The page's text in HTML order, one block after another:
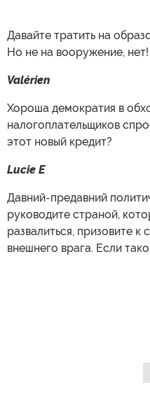
Давайте тратить на
Но не на вооружение, нет!
Valérien
Хороша демократия в
налогоплательщиков
этот новый кредит?
Lucie E
Давний-предавний
руководите страной,
развалиться, призовите
внешнего врага. Если